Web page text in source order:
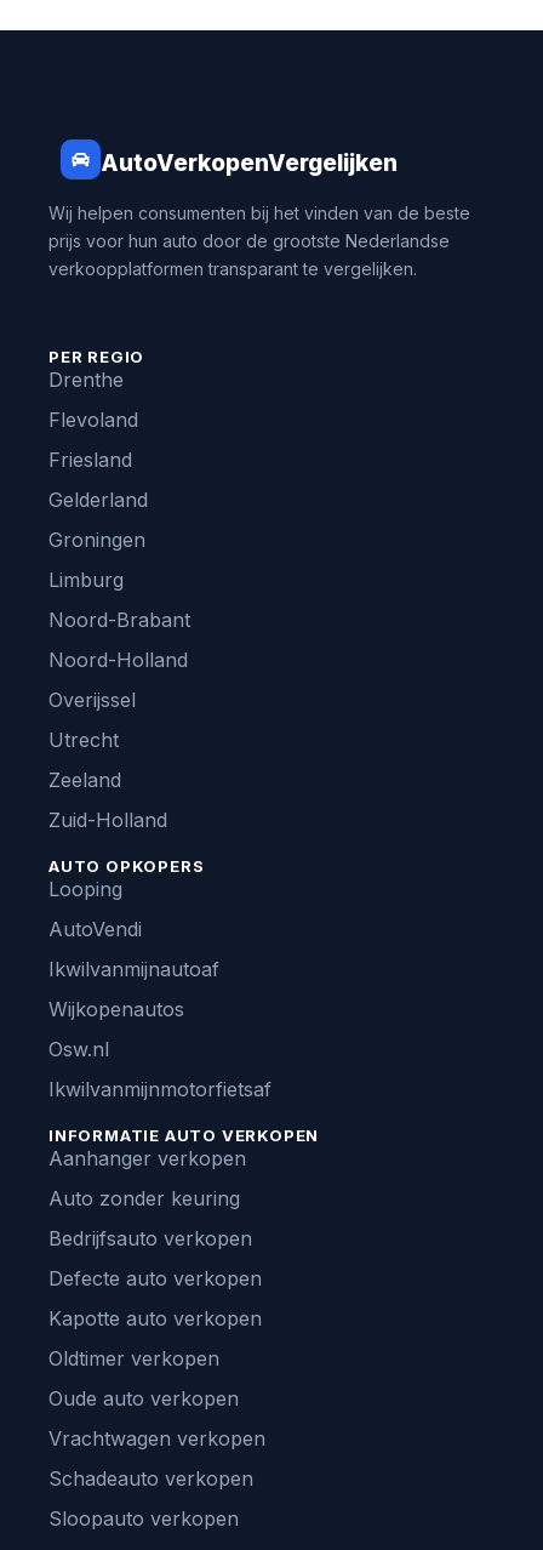
AutoVerkopenVergelijken
Wij helpen consumenten bij het vinden van de beste
prijs voor hun auto door de grootste Nederlandse
verkoopplatformen transparant te vergelijken.
PER REGIO
Drenthe
Flevoland
Friesland
Gelderland
Groningen
Limburg
Noord-Brabant
Noord-Holland
Overijssel
Utrecht
Zeeland
Zuid-Holland
AUTO OPKOPERS
Looping
AutoVendi
Ikwilvanmijnautoaf
Wijkopenautos
Osw.nl
Ikwilvanmijnmotorfietsaf
INFORMATIE AUTO VERKOPEN
Aanhanger verkopen
Auto zonder keuring
Bedrijfsauto verkopen
Defecte auto verkopen
Kapotte auto verkopen
Oldtimer verkopen
Oude auto verkopen
Vrachtwagen verkopen
Schadeauto verkopen
Sloopauto verkopen